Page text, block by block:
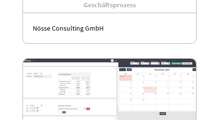
Geschäftsprozess
Nösse Consulting GmbH